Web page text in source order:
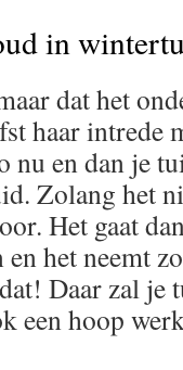
in
dat het
haar intrede
nu en dan je
Zolang het
Het gaat
het neemt
Daar zal je
een hoop